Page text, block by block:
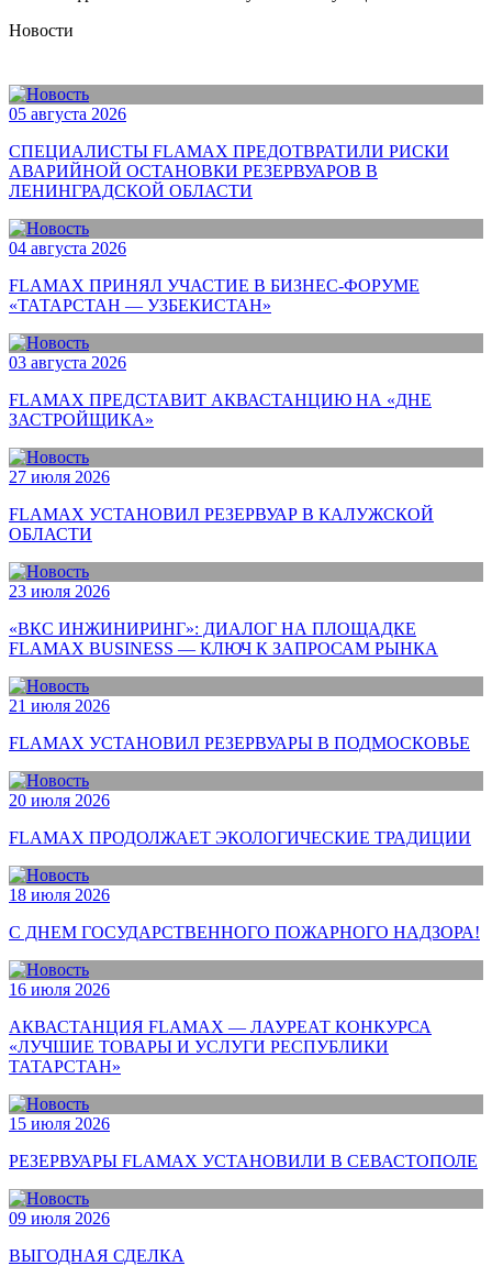
Новости
05 августа 2026
СПЕЦИАЛИСТЫ FLAMAX ПРЕДОТВРАТИЛИ РИСКИ
АВАРИЙНОЙ ОСТАНОВКИ РЕЗЕРВУАРОВ В
ЛЕНИНГРАДСКОЙ ОБЛАСТИ
04 августа 2026
FLAMAX ПРИНЯЛ УЧАСТИЕ В БИЗНЕС-ФОРУМЕ
«ТАТАРСТАН — УЗБЕКИСТАН»
03 августа 2026
FLAMAX ПРЕДСТАВИТ АКВАСТАНЦИЮ НА «ДНЕ
ЗАСТРОЙЩИКА»
27 июля 2026
FLAMAX УСТАНОВИЛ РЕЗЕРВУАР В КАЛУЖСКОЙ
ОБЛАСТИ
23 июля 2026
«ВКС ИНЖИНИРИНГ»: ДИАЛОГ НА ПЛОЩАДКЕ
FLAMAX BUSINESS — КЛЮЧ К ЗАПРОСАМ РЫНКА
21 июля 2026
FLAMAX УСТАНОВИЛ РЕЗЕРВУАРЫ В ПОДМОСКОВЬЕ
20 июля 2026
FLAMAX ПРОДОЛЖАЕТ ЭКОЛОГИЧЕСКИЕ ТРАДИЦИИ
18 июля 2026
С ДНЕМ ГОСУДАРСТВЕННОГО ПОЖАРНОГО НАДЗОРА!
16 июля 2026
АКВАСТАНЦИЯ FLAMAX — ЛАУРЕАТ КОНКУРСА
«ЛУЧШИЕ ТОВАРЫ И УСЛУГИ РЕСПУБЛИКИ
ТАТАРСТАН»
15 июля 2026
РЕЗЕРВУАРЫ FLAMAX УСТАНОВИЛИ В СЕВАСТОПОЛЕ
09 июля 2026
ВЫГОДНАЯ СДЕЛКА